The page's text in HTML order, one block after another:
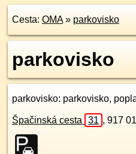
Cesta: OMA» parkovisko
parkovisko
parkovisko: parkovisko,
Špačinská cesta 31 , 917 01